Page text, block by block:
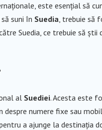
este esențial să
suni în Suedia, trebuie să
Suedia, ce trebuie să
al Suediei. Acesta este
despre numere fixe sau
a ajunge la destinația